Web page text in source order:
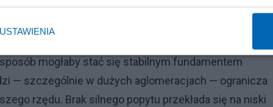
i organizacji pracy w Chinach. System „996”,
do zakładania rodzin i jednocześnie nie
mogłaby stać się stabilnym fundamentem
— szczególnie w dużych aglomeracjach — ogranicza
rzędu. Brak silnego popytu przekłada się na niski
USTAWIENIA